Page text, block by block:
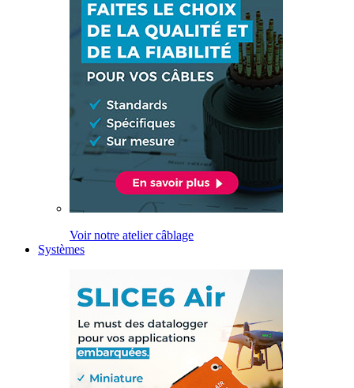
Voir notre atelier câblage
Systèmes